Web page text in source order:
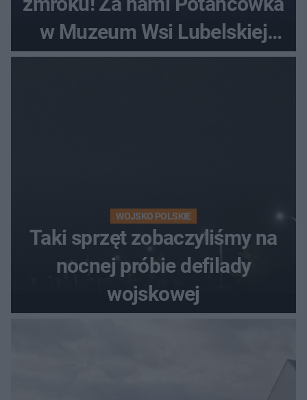
w Muzeum Wsi Lubelskiej
[ZDJĘCIA]
WOJSKO POLSKIE
Taki sprzęt zobaczyliśmy na
nocnej próbie defilady
wojskowej